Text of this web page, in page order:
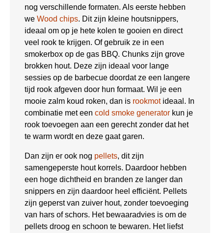
nog verschillende formaten. Als eerste hebben
we Wood chips. Dit zijn kleine houtsnippers,
ideaal om op je hete kolen te gooien en direct
veel rook te krijgen. Of gebruik ze in een
smokerbox op de gas BBQ. Chunks zijn grove
brokken hout. Deze zijn ideaal voor lange
sessies op de barbecue doordat ze een langere
tijd rook afgeven door hun formaat. Wil je een
mooie zalm koud roken, dan is rookmotideaal. In
combinatie met een cold smoke generator kun je
rook toevoegen aan een gerecht zonder dat het
te warm wordt en deze gaat garen.
Dan zijn er ook nog pellets, dit zijn
samengeperste hout korrels. Daardoor hebben
een hoge dichtheid en branden ze langer dan
snippers en zijn daardoor heel efficiënt. Pellets
zijn geperst van zuiver hout, zonder toevoeging
van hars of schors. Het bewaaradvies is om de
pellets droog en schoon te bewaren. Het liefst